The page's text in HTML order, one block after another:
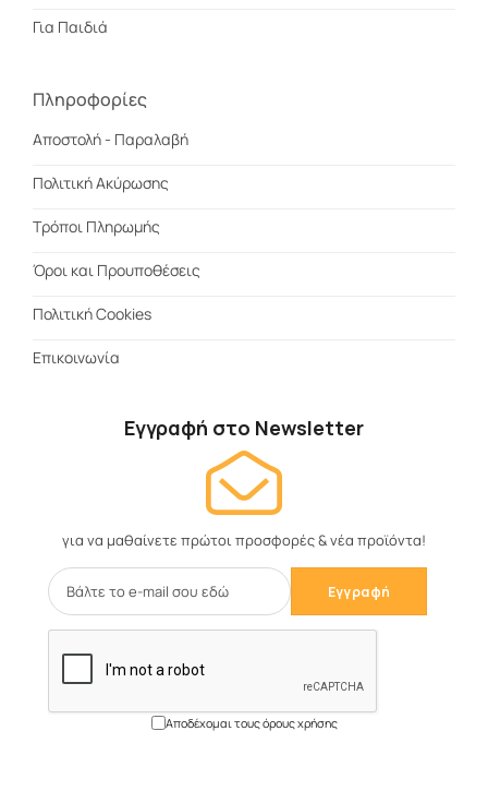
Για Παιδιά
Πληροφορίες
Αποστολή - Παραλαβή
Πολιτική Ακύρωσης
Τρόποι Πληρωμής
Όροι και Προυποθέσεις
Πολιτική Cookies
Επικοινωνία
Εγγραφή στο Newsletter
για να μαθαίνετε πρώτοι προσφορές & νέα προϊόντα!
Αποδέχομαι τους όρους χρήσης